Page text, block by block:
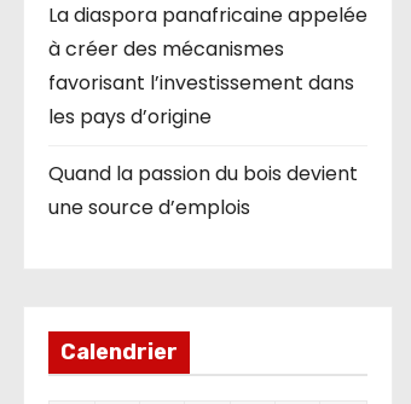
La diaspora panafricaine appelée
à créer des mécanismes
favorisant l’investissement dans
les pays d’origine
Quand la passion du bois devient
une source d’emplois
Calendrier